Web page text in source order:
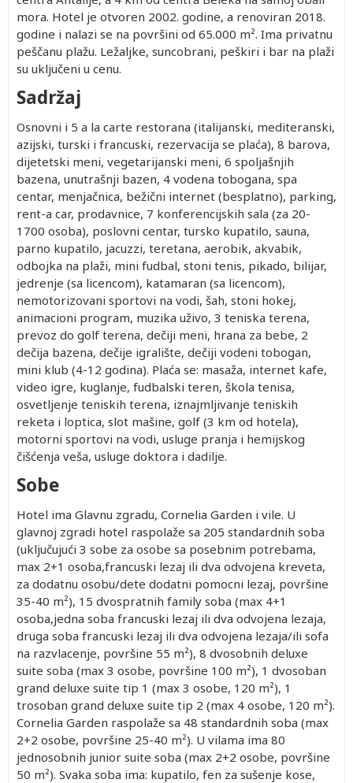
mora. Hotel je otvoren 2002. godine, a renoviran 2018.
godine i nalazi se na površini od 65.000 m². Ima privatnu
peščanu plažu. Ležaljke, suncobrani, peškiri i bar na plaži
su uključeni u cenu.
Sadržaj
Osnovni i 5 a la carte restorana (italijanski, mediteranski,
azijski, turski i francuski, rezervacija se plaća), 8 barova,
dijetetski meni, vegetarijanski meni, 6 spoljašnjih
bazena, unutrašnji bazen, 4 vodena tobogana, spa
centar, menjačnica, bežični internet (besplatno), parking,
rent-a car, prodavnice, 7 konferencijskih sala (za 20-
1700 osoba), poslovni centar, tursko kupatilo, sauna,
parno kupatilo, jacuzzi, teretana, aerobik, akvabik,
odbojka na plaži, mini fudbal, stoni tenis, pikado, bilijar,
jedrenje (sa licencom), katamaran (sa licencom),
nemotorizovani sportovi na vodi, šah, stoni hokej,
animacioni program, muzika uživo, 3 teniska terena,
prevoz do golf terena, dečiji meni, hrana za bebe, 2
dečija bazena, dečije igralište, dečiji vodeni tobogan,
mini klub (4-12 godina). Plaća se: masaža, internet kafe,
video igre, kuglanje, fudbalski teren, škola tenisa,
osvetljenje teniskih terena, iznajmljivanje teniskih
reketa i loptica, slot mašine, golf (3 km od hotela),
motorni sportovi na vodi, usluge pranja i hemijskog
čišćenja veša, usluge doktora i dadilje.
Sobe
Hotel ima Glavnu zgradu, Cornelia Garden i vile. U
glavnoj zgradi hotel raspolaže sa 205 standardnih soba
(uključujući 3 sobe za osobe sa posebnim potrebama,
max 2+1 osoba,francuski lezaj ili dva odvojena kreveta,
za dodatnu osobu/dete dodatni pomocni lezaj, površine
35-40 m²), 15 dvospratnih family soba (max 4+1
osoba,jedna soba francuski lezaj ili dva odvojena lezaja,
druga soba francuski lezaj ili dva odvojena lezaja/ili sofa
na razvlacenje, površine 55 m²), 8 dvosobnih deluxe
suite soba (max 3 osobe, površine 100 m²), 1 dvosoban
grand deluxe suite tip 1 (max 3 osobe, 120 m²), 1
trosoban grand deluxe suite tip 2 (max 4 osobe, 120 m²).
Cornelia Garden raspolaže sa 48 standardnih soba (max
2+2 osobe, površine 25-40 m²). U vilama ima 80
jednosobnih junior suite soba (max 2+2 osobe, površine
50 m²). Svaka soba ima: kupatilo, fen za sušenje kose,